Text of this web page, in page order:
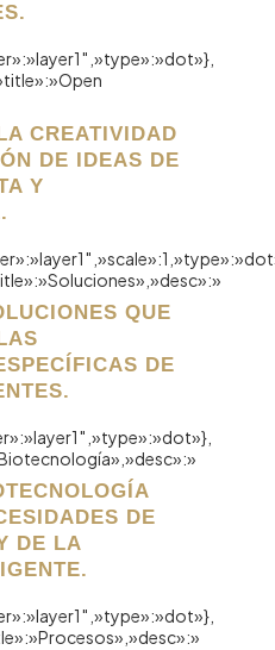
CREATIVIDAD
DE IDEAS DE
Y
QUE
DE
DE
DE LA